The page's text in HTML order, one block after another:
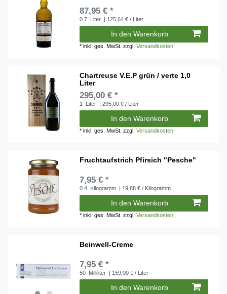
87,95 € *
0.7 Liter | 125,64 € / Liter
In den Warenkorb
*inkl. ges. MwSt. zzgl.Versandkosten
Chartreuse V.E.P grün / verte 1,0
Liter
295,00 € *
1 Liter | 295,00 € / Liter
In den Warenkorb
*inkl. ges. MwSt. zzgl.Versandkosten
Fruchtaufstrich Pfirsich "Pesche"
7,95 € *
0.4 Kilogramm | 19,88 € / Kilogramm
In den Warenkorb
*inkl. ges. MwSt. zzgl.Versandkosten
Beinwell-Creme
7,95 € *
50 Milliliter | 159,00 € / Liter
In den Warenkorb